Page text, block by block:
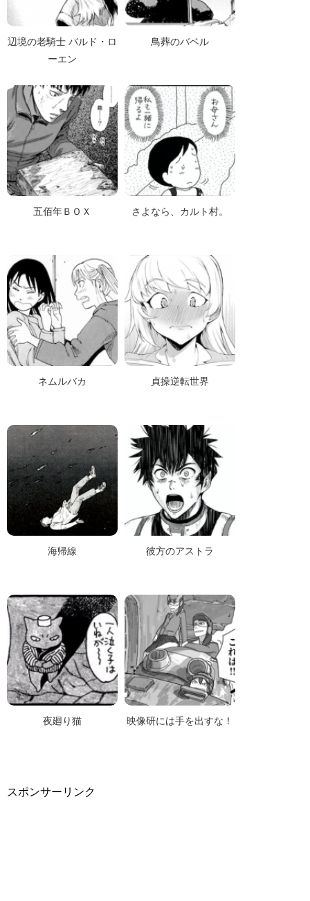
辺境の老騎士 バルド・ロ
ーエン
鳥葬のバベル
五佰年ＢＯＸ さよなら、カルト村。
ネムルバカ 貞操逆転世界
海帰線 彼方のアストラ
夜廻り猫 映像研には手を出すな！
スポンサーリンク